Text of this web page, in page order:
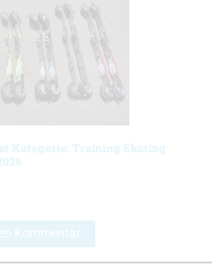
Kategorie: Training Skating
Kommentar